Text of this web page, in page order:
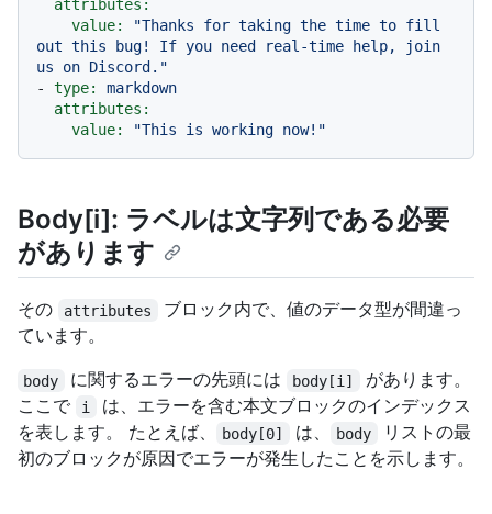
attributes:
value:
"Thanks for taking the time to fill
out this bug! If you need real-time help, join
us on Discord."
-
type:
markdown
attributes:
value:
"This is working now!"
Body[i]: ラベルは文字列である必要
があります
その attributes
ブロック内で、値のデータ型が間違っ
ています。
body に関するエラーの先頭には body[i]
があります。
ここで
i
は、エラーを含む本文ブロックのインデックス
を表します。 たとえば、
body[0] は、 body
リストの最
初のブロックが原因でエラーが発生したことを示します。